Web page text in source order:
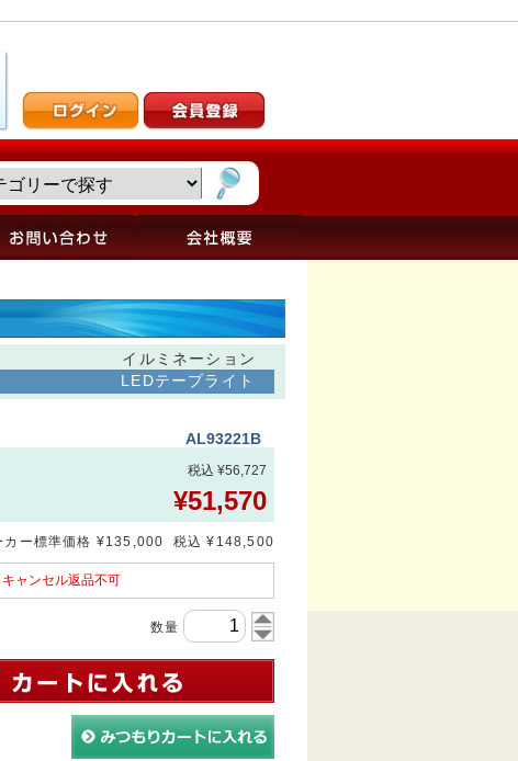
イルミネーション
LEDテープライト
AL93221B
税込 ¥56,727
¥51,570
カー標準価格 ¥135,000 税込 ¥148,500
ャンセル返品不可
数量